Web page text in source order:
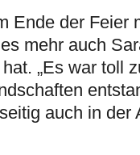
Ende der Feier
mehr auch
„Es war toll
auch in